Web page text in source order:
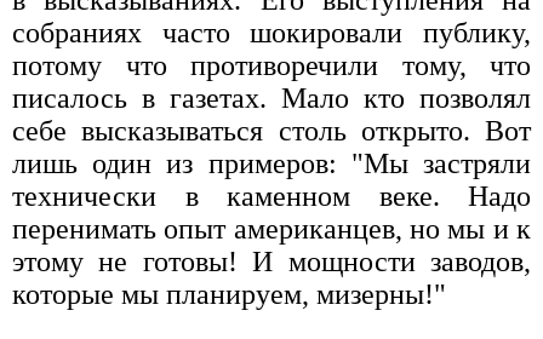
собраниях часто шокировали публику,
потому что противоречили тому, что
писалось в газетах. Мало кто позволял
себе высказываться столь открыто. Вот
лишь один из примеров: "Мы застряли
технически в каменном веке. Надо
перенимать опыт американцев, но мы и к
этому не готовы! И мощности заводов,
которые мы планируем, мизерны!"